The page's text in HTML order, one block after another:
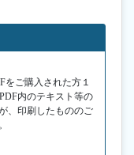
をご購入された方１
内のテキスト等の
、印刷したもののご